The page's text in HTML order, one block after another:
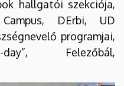
hallgatói szekciója,
DErbi, UD
programjai,
Felezőbál,